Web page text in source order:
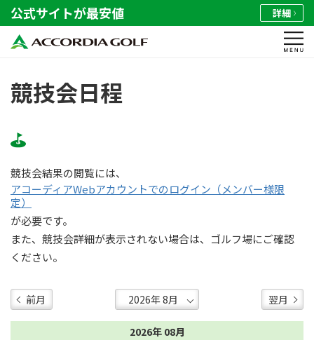
公式サイトが最安値 詳細
競技会日程
競技会結果の閲覧には、
アコーディアWebアカウントでのログイン（メンバー様限
定）
が必要です。
また、競技会詳細が表示されない場合は、ゴルフ場にご確認
ください。
前月 翌月
2026年 08月